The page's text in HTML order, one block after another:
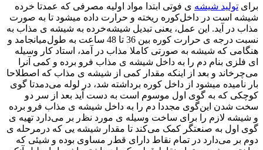
برای تولید شیشه ی فوتی‌ ابتدا مواد اولیه مصرفی‌ که‌ عمدتا خرده‌
شیشه است‌ در داخل‌‌کوره‌ ریخته و حرارت‌ داده‌ میشود تا به‌ صورت‌
مذاب در آید. این‌ عمل، یعنی تبدیل‌ شیشه‌خرده‌ به‌ شیشه ی مذاب به‌
نسبت درجه‌ ی حرارت‌ کوره‌ بین 36 تا 48 ساعت‌ به‌ طول‌میانجامد و
هنگامی‌ که‌ شیشه به‌ صورتی‌ کاملا مذاب در آمد، استاد کار وسیله
ای فلزی بنام ‌دم را به‌ داخل‌ شیشه ی مذاب فرو برده‌ و کمی آنرا
می‌چرخاند و بعد از اینکه مقدار کمی از ‌شیشه ی مذاب که‌ اصطلاحا
بار نامیده میشود از داخل‌ کوره‌ برداشته شد، در لوله‌ می‌دمد‌تا گوی
کوچکی که‌ به‌ گوی اول‌ موسوم است‌ به‌ دست‌ آید بعد از سر دو
سخت شدن این‌‌گوی مجددا دم‌ را به‌ داخل‌ شیشه ی مذاب فرو برده‌
و شیشه لازم‌ را برای ساخت‌ وسیله ی ‌مورد نظ‌ر بر می‌دارد تهیه ی
گوی اول‌ به‌ صنعتگر کمک می‌کند تا مقدار شیشه یی‌ که‌ در‌مرحله ی
دوم‌ بر می‌دارد در تمام نقاط دارای قط‌ر مساوی‌ بوده‌ و شیئی که‌